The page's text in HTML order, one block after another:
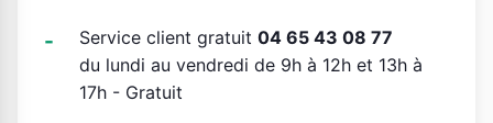
Service client gratuit 04 65 43 08 77
du lundi au vendredi de 9h à 12h et 13h à
17h - Gratuit